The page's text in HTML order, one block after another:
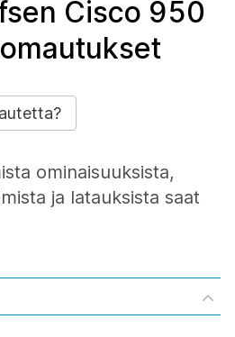
Cisco 950
ominaisuuksista,
ja latauksista saat